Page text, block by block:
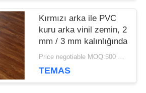
Kırmızı arka ile PVC
kuru arka vinil zemin, 2
mm / 3 mm kalınlığında
Price negotiable MOQ:500 metrekare
TEMAS